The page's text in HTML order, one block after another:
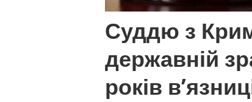
Суддю з
державній
років